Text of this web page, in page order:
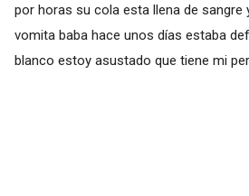
por horas su cola esta llena de sangre
vomita baba hace unos días estaba
blanco estoy asustado que tiene mi